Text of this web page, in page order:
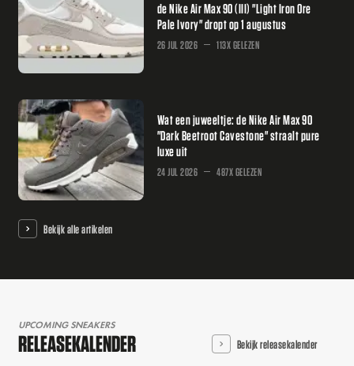
de Nike Air Max 90 (III) "Light Iron Ore
Pale Ivory" dropt op 1 augustus
26 JUL 2026 113X GELEZEN
Wat een juweeltje: de Nike Air Max 90
"Dark Beetroot Cavestone" straalt pure
luxe uit
24 JUL 2026 487X GELEZEN
Bekijk alle artikelen
UPCOMING SNEAKERS
RELEASEKALENDER Bekijk releasekalender